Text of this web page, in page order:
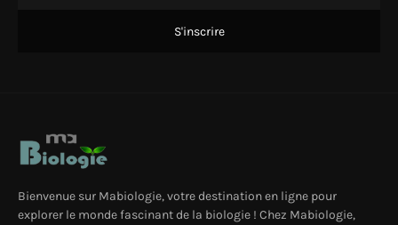
Bienvenue sur Mabiologie, votre destination en ligne pour
explorer le monde fascinant de la biologie ! Chez Mabiologie,